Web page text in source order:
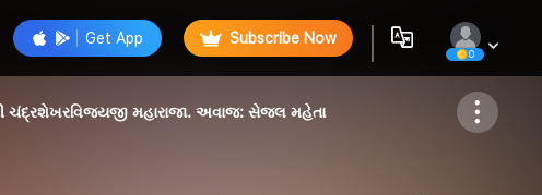
Get App Subscribe Now
0
Follow
ચંદ્રશેખરવિજયજી મહારાજા. અવાજ: સેજલ મહેતા